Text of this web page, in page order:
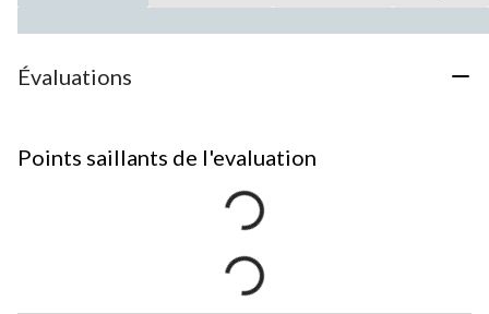
Évaluations
Points saillants de l'evaluation